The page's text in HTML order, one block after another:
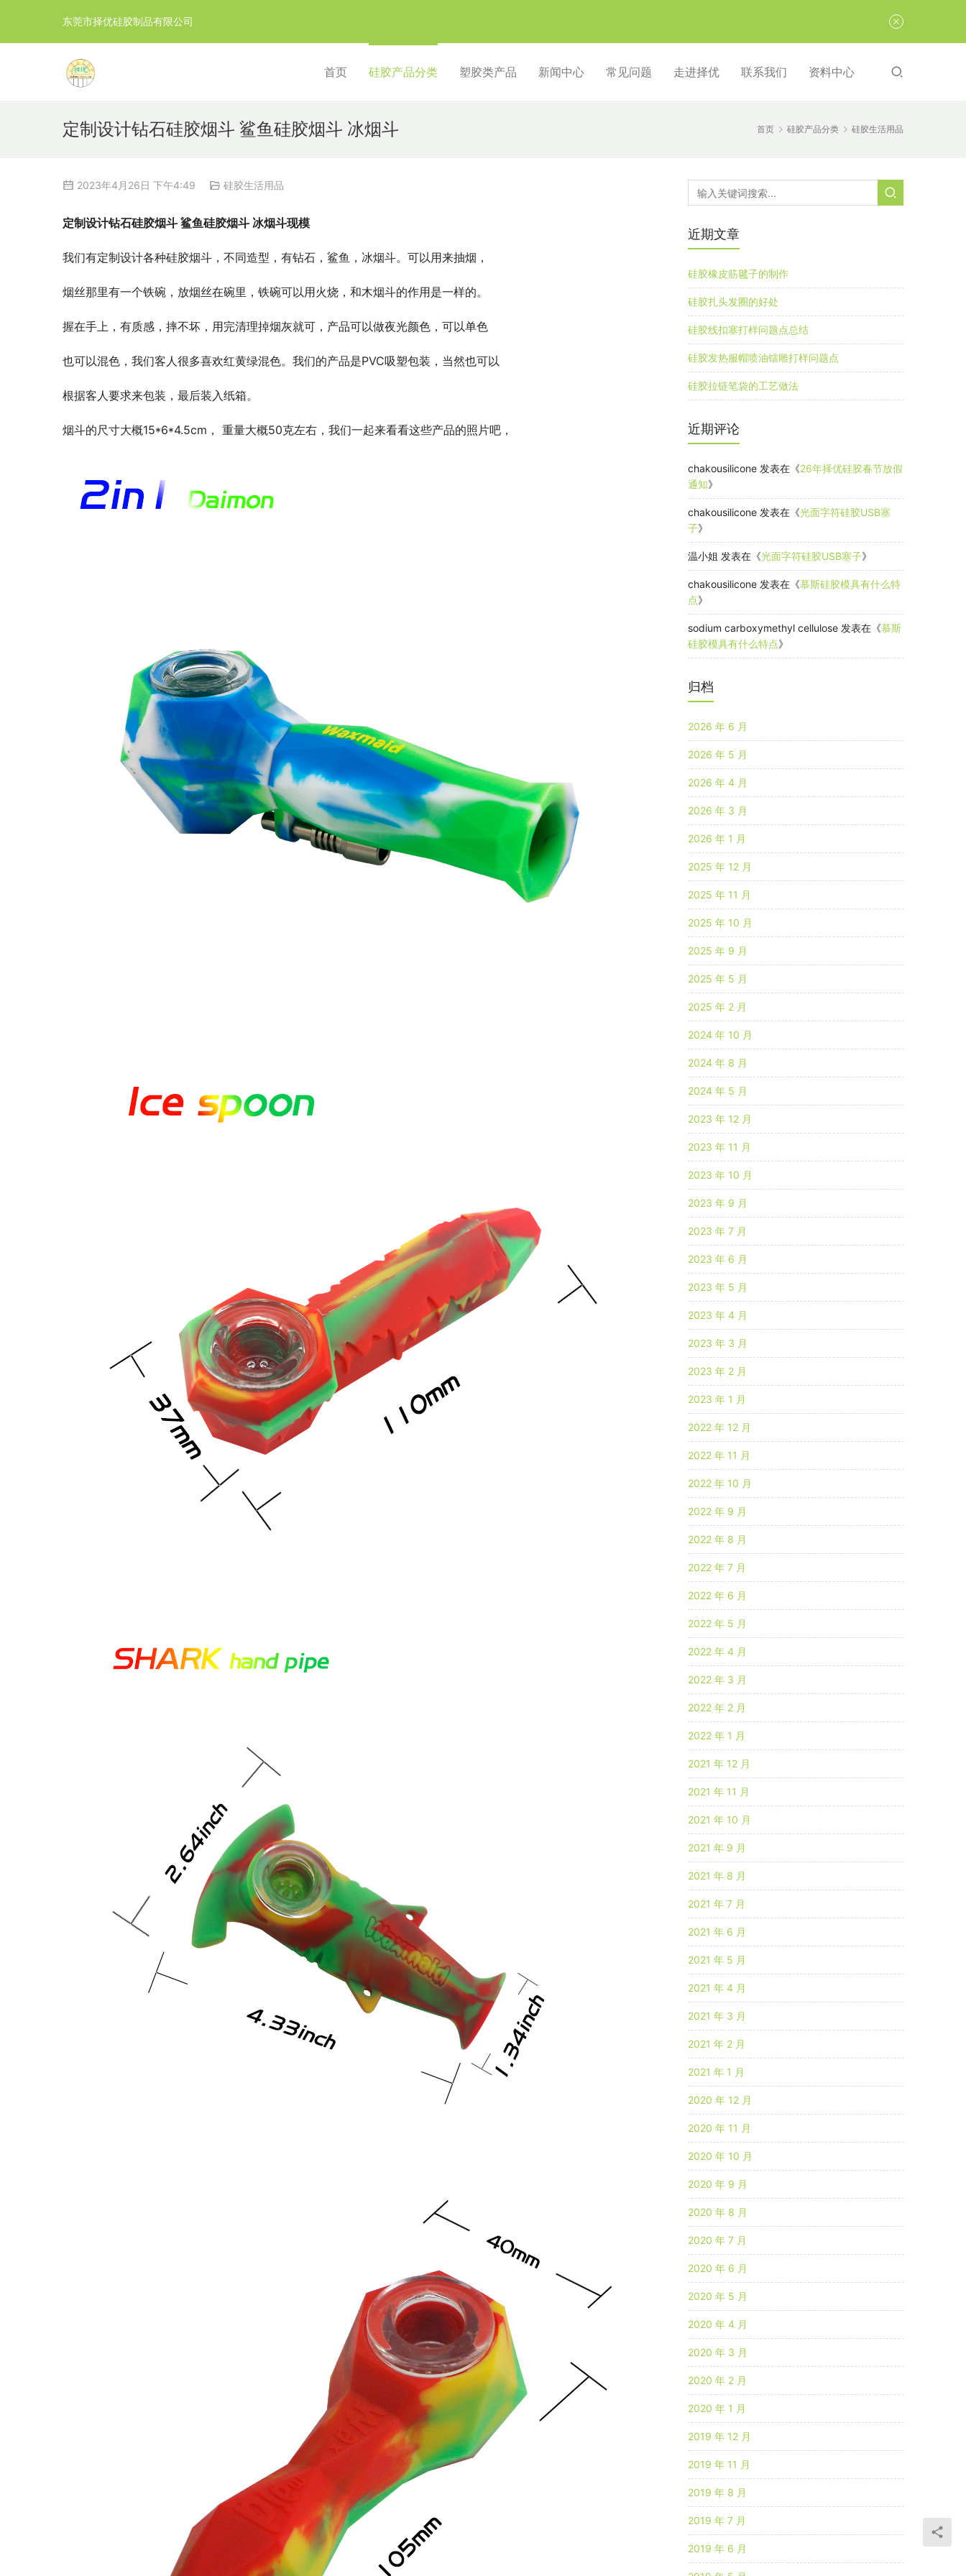
首页 硅胶产品分类 塑胶类产品 新闻中心 常见问题 走进择优 联系我们 资料中心
首页 硅胶产品分类 硅胶生活用品
定制设计钻石硅胶烟斗 鲨鱼硅胶烟斗 冰烟斗
2023年4月26日 下午4:49 硅胶生活用品
定制设计钻石硅胶烟斗 鲨鱼硅胶烟斗 冰烟斗现模
我们有定制设计各种硅胶烟斗，不同造型，有钻石，鲨鱼，冰烟斗。可以用来抽烟，
烟丝那里有一个铁碗，放烟丝在碗里，铁碗可以用火烧，和木烟斗的作用是一样的。
握在手上，有质感，摔不坏，用完清理掉烟灰就可，产品可以做夜光颜色，可以单色
也可以混色，我们客人很多喜欢红黄绿混色。我们的产品是PVC吸塑包装，当然也可以
根据客人要求来包装，最后装入纸箱。
烟斗的尺寸大概15*6*4.5cm， 重量大概50克左右，我们一起来看看这些产品的照片吧，
近期文章
硅胶橡皮筋毽子的制作
硅胶扎头发圈的好处
硅胶线扣塞打样问题点总结
硅胶发热服帽喷油镭雕打样问题点
硅胶拉链笔袋的工艺做法
近期评论
chakousilicone 发表在《26年择优硅胶春节放假
通知》
chakousilicone 发表在《光面字符硅胶USB塞
子》
温小姐 发表在《光面字符硅胶USB塞子》
chakousilicone 发表在《慕斯硅胶模具有什么特
点》
sodium carboxymethyl cellulose 发表在《慕斯
硅胶模具有什么特点》
归档
2026 年 6 月
2026 年 5 月
2026 年 4 月
2026 年 3 月
2026 年 1 月
2025 年 12 月
2025 年 11 月
2025 年 10 月
2025 年 9 月
2025 年 5 月
2025 年 2 月
2024 年 10 月
2024 年 8 月
2024 年 5 月
2023 年 12 月
2023 年 11 月
2023 年 10 月
2023 年 9 月
2023 年 7 月
2023 年 6 月
2023 年 5 月
2023 年 4 月
2023 年 3 月
2023 年 2 月
2023 年 1 月
2022 年 12 月
2022 年 11 月
2022 年 10 月
2022 年 9 月
2022 年 8 月
2022 年 7 月
2022 年 6 月
2022 年 5 月
2022 年 4 月
2022 年 3 月
2022 年 2 月
2022 年 1 月
2021 年 12 月
2021 年 11 月
2021 年 10 月
2021 年 9 月
2021 年 8 月
2021 年 7 月
2021 年 6 月
2021 年 5 月
2021 年 4 月
2021 年 3 月
2021 年 2 月
2021 年 1 月
2020 年 12 月
2020 年 11 月
2020 年 10 月
2020 年 9 月
2020 年 8 月
2020 年 7 月
2020 年 6 月
2020 年 5 月
2020 年 4 月
2020 年 3 月
2020 年 2 月
2020 年 1 月
2019 年 12 月
2019 年 11 月
2019 年 8 月
2019 年 7 月
2019 年 6 月
东莞市择优硅胶制品有限公司